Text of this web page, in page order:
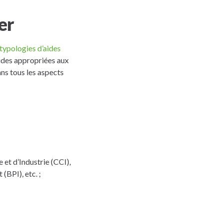
d’aides
appropriées aux
tous les aspects
d’Industrie (CCI),
(BPI), etc. ;